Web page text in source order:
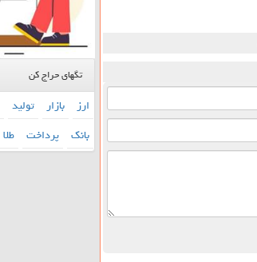
تگهای حراج کن
ارز بازار تولید
بانك پرداخت طلا